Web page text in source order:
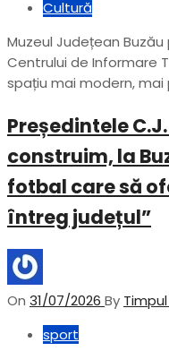
Cultură
Muzeul Județean
Centrului de Informare
spațiu mai modern, mai
Președintele
construim, la
fotbal care să
întreg județul”
On 31/07/2026 By
sport